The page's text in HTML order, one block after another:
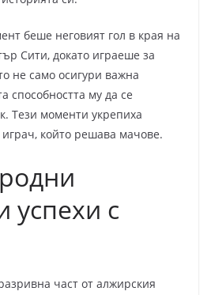
беше неговият гол в края на
Сити, докато играеше за
не само осигури важна
способността му да се
Тези моменти укрепиха
който решава мачове.
успехи с
част от алжирския